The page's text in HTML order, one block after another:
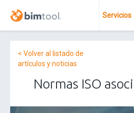
Servicios
< Volver al listado de
artículos y noticias
Normas ISO